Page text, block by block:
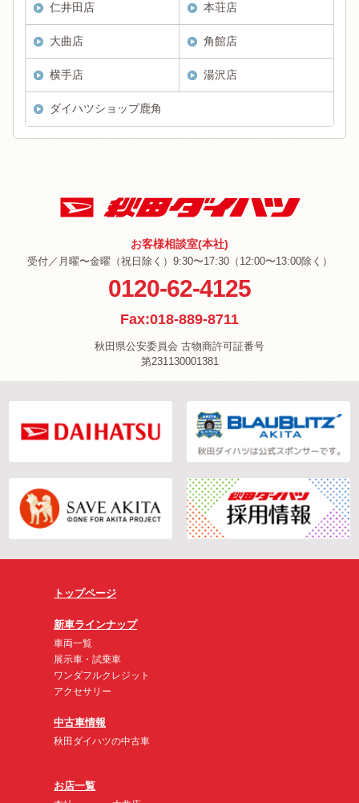
仁井田店 本荘店
大曲店 角館店
横手店 湯沢店
ダイハツショップ鹿角
お客様相談室(本社)
受付／月曜〜金曜（祝日除く）9:30〜17:30（12:00〜13:00除く）
0120-62-4125
Fax:018-889-8711
秋田県公安委員会 古物商許可証番号
第231130001381
トップページ
新車ラインナップ
車両一覧
展示車・試乗車
ワンダフルクレジット
アクセサリー
中古車情報
秋田ダイハツの中古車
お店一覧